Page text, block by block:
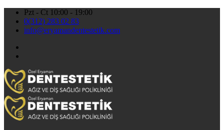
Pzt - Ct 10:00 - 19:00
0(312) 283 02 83
info@eryamandentestetik.com